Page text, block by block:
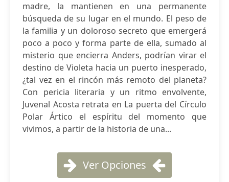
madre, la mantienen en una permanente
búsqueda de su lugar en el mundo. El peso de
la familia y un doloroso secreto que emergerá
poco a poco y forma parte de ella, sumado al
misterio que encierra Anders, podrían virar el
destino de Violeta hacia un puerto inesperado,
¿tal vez en el rincón más remoto del planeta?
Con pericia literaria y un ritmo envolvente,
Juvenal Acosta retrata en La puerta del Círculo
Polar Ártico el espíritu del momento que
vivimos, a partir de la historia de una...
Ver Opciones